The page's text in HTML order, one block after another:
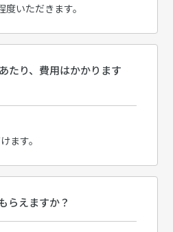
いただきます。
たり、費用はかかります
ます。
らえますか？